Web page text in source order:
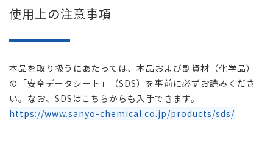
使用上の注意事項
本品を取り扱うにあたっては、本品および副資材（化学品）
の「安全データシート」（SDS）を事前に必ずお読みくださ
い。なお、SDSはこちらからも入手できます。
https://www.sanyo-chemical.co.jp/products/sds/